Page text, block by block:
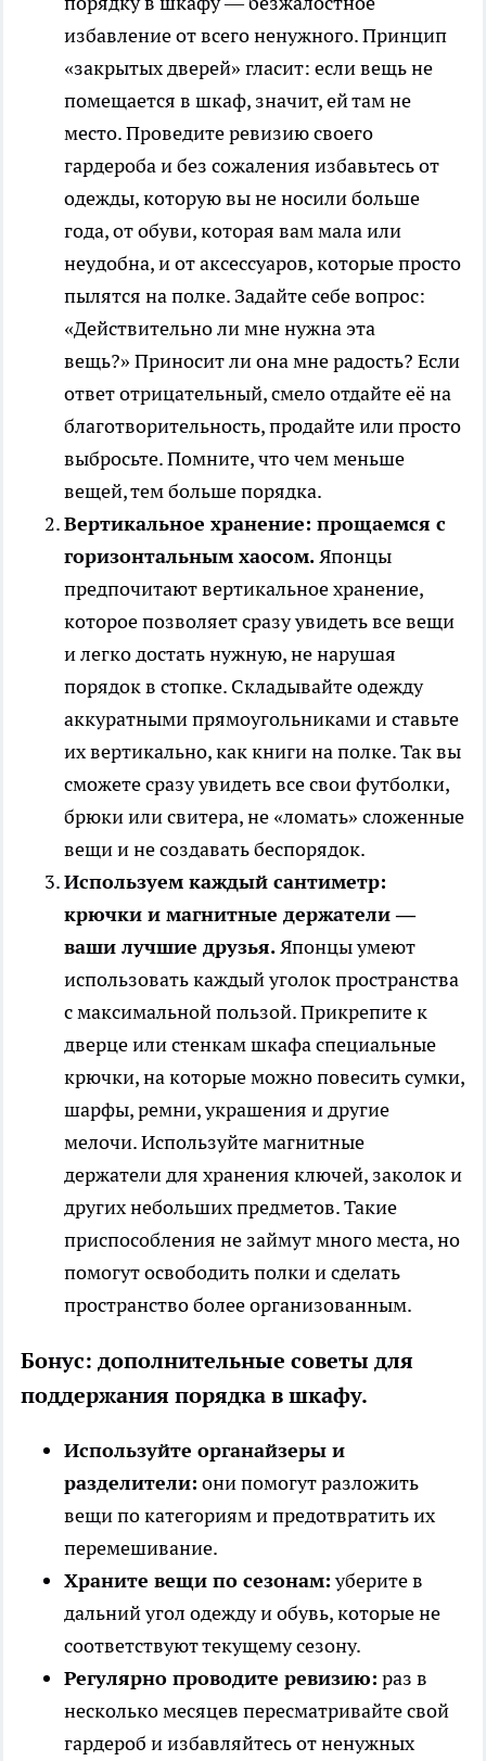
избавление от всего ненужного. Принцип
«закрытых дверей» гласит: если вещь не
помещается в шкаф, значит, ей там не
место. Проведите ревизию своего
гардероба и без сожаления избавьтесь от
одежды, которую вы не носили больше
года, от обуви, которая вам мала или
неудобна, и от аксессуаров, которые просто
пылятся на полке. Задайте себе вопрос:
«Действительно ли мне нужна эта
вещь?» Приносит ли она мне радость? Если
ответ отрицательный, смело отдайте её на
благотворительность, продайте или просто
выбросьте. Помните, что чем меньше
вещей, тем больше порядка.
Вертикальное хранение: прощаемся с
горизонтальным хаосом.Японцы
предпочитают вертикальное хранение,
которое позволяет сразу увидеть все вещи
и легко достать нужную, не нарушая
порядок в стопке. Складывайте одежду
аккуратными прямоугольниками и ставьте
их вертикально, как книги на полке. Так вы
сможете сразу увидеть все свои футболки,
брюки или свитера, не «ломать» сложенные
вещи и не создавать беспорядок.
Используем каждый сантиметр:
крючки и магнитные держатели —
ваши лучшие друзья.Японцы умеют
использовать каждый уголок пространства
с максимальной пользой. Прикрепите к
дверце или стенкам шкафа специальные
крючки, на которые можно повесить сумки,
шарфы, ремни, украшения и другие
мелочи. Используйте магнитные
держатели для хранения ключей, заколок и
других небольших предметов. Такие
приспособления не займут много места, но
помогут освободить полки и сделать
пространство более организованным.
Бонус: дополнительные советы для
поддержания порядка в шкафу.
Используйте органайзеры и
разделители: они помогут разложить
вещи по категориям и предотвратить их
перемешивание.
Храните вещи по сезонам:уберите в
дальний угол одежду и обувь, которые не
соответствуют текущему сезону.
Регулярно проводите ревизию: раз в
несколько месяцев пересматривайте свой
гардероб и избавляйтесь от ненужных